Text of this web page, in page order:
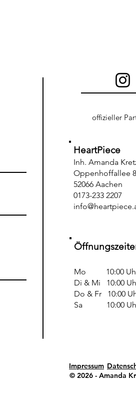
offizieller
HeartPiece
Inh. Amanda
Oppenhoffallee
52066 Aachen
0173-233 2207
Mo 10:00 Uhr
Di & Mi 10:00
Do & Fr 10:00
Sa 10:00 Uhr
Impressum
© 2026 - Amanda